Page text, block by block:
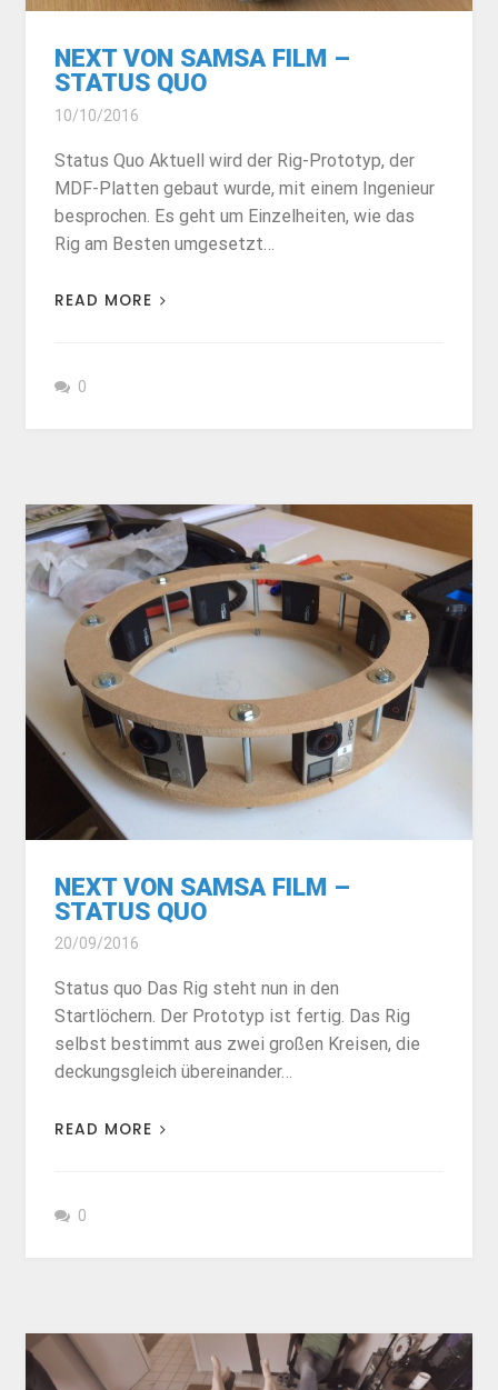
NEXT VON SAMSA FILM –
STATUS QUO
10/10/2016
Status Quo Aktuell wird der Rig-Prototyp, der
MDF-Platten gebaut wurde, mit einem Ingenieur
besprochen. Es geht um Einzelheiten, wie das
Rig am Besten umgesetzt…
READ MORE
0
NEXT VON SAMSA FILM –
STATUS QUO
20/09/2016
Status quo Das Rig steht nun in den
Startlöchern. Der Prototyp ist fertig. Das Rig
selbst bestimmt aus zwei großen Kreisen, die
deckungsgleich übereinander…
READ MORE
0